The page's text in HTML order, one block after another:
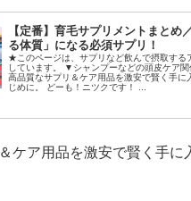
【定番】育毛サプリメントまとめ
る体質」になる必須サプリ！
★このページは、サプリなど飲んで摂取する
しています。 ▼シャンプーなどの頭皮ケア
高品質なサプリ＆ケア用品を激安で賢く手に
じめに。 どーも！ニツクです！ ...
ケア用品を激安で賢く手に